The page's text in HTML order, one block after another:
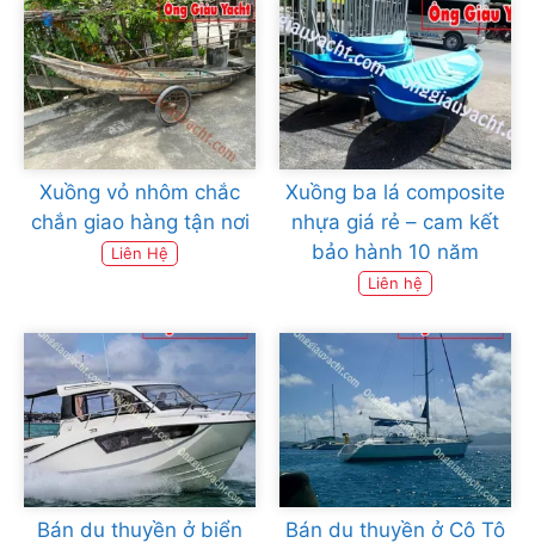
Xuồng vỏ nhôm chắc
chắn giao hàng tận nơi
Liên Hệ
Xuồng ba lá composite
nhựa giá rẻ – cam kết
bảo hành 10 năm
Liên hệ
Bán du thuyền ở biển
Bán du thuyền ở Cô Tô